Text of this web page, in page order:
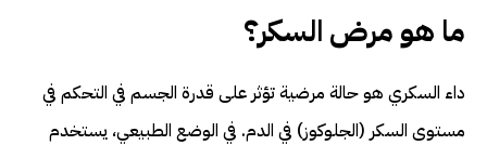
ما هو مرض السكر؟
داء السكري هو حالة مرضية تؤثر على قدرة الجسم في التحكم في
مستوى السكر (الجلوكوز) في الدم. في الوضع الطبيعي، يستخدم